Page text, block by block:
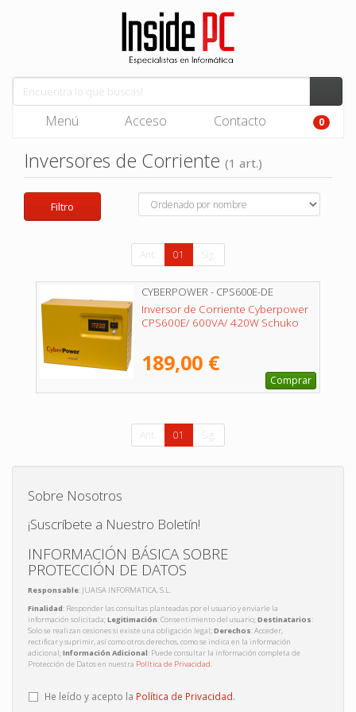
Menú Acceso Contacto 0
Inversores de Corriente (1 art.)
Filtro
Ant. 01 Sig.
CYBERPOWER - CPS600E-DE
Inversor de Corriente Cyberpower
CPS600E/ 600VA/ 420W Schuko
189,00 €
Comprar
Ant. 01 Sig.
Sobre Nosotros
¡Suscríbete a Nuestro Boletín!
INFORMACIÓN BÁSICA SOBRE
PROTECCIÓN DE DATOS
Responsable: JUAISA INFORMATICA, S.L.
Finalidad: Responder las consultas planteadas por el usuario y enviarle la
información solicitada;Legitimación: Consentimiento del usuario;Destinatarios:
Solo se realizan cesiones si existe una obligación legal;Derechos: Acceder,
rectificar y suprimir, así como otros derechos, como se indica en la información
adicional;Información Adicional: Puede consultar la información completa de
Protección de Datos en nuestra Política de Privacidad.
He leído y acepto la Política de Privacidad.